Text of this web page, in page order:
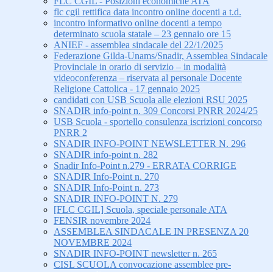
flc cgil rettifica data incontro online docenti a t.d.
incontro informativo online docenti a tempo
determinato scuola statale – 23 gennaio ore 15
ANIEF - assemblea sindacale del 22/1/2025
Federazione Gilda-Unams/Snadir, Assemblea Sindacale
Provinciale in orario di servizio – in modalità
videoconferenza – riservata al personale Docente
Religione Cattolica - 17 gennaio 2025
candidati con USB Scuola alle elezioni RSU 2025
SNADIR info-point n. 309 Concorsi PNRR 2024/25
USB Scuola - sportello consulenza iscrizioni concorso
PNRR 2
SNADIR INFO-POINT NEWSLETTER N. 296
SNADIR info-point n. 282
Snadir Info-Point n.279 - ERRATA CORRIGE
SNADIR Info-Point n. 270
SNADIR Info-Point n. 273
SNADIR INFO-POINT N. 279
[FLC CGIL] Scuola, speciale personale ATA
FENSIR novembre 2024
ASSEMBLEA SINDACALE IN PRESENZA 20
NOVEMBRE 2024
SNADIR INFO-POINT newsletter n. 265
CISL SCUOLA convocazione assemblee pre-